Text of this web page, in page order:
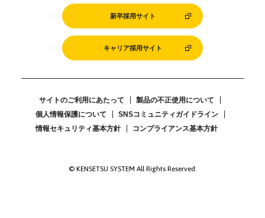
新卒採用サイト
キャリア採用サイト
サイトのご利用にあたって
製品の不正使用について
個人情報保護について
SNSコミュニティガイドライン
情報セキュリティ基本方針
コンプライアンス基本方針
© KENSETSU SYSTEM All Rights Reserved.